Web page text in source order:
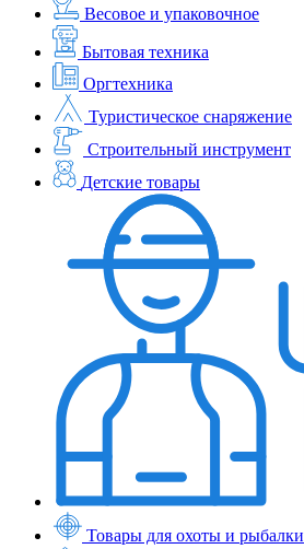
Весовое и упаковочное
Бытовая техника
Оргтехника
Туристическое снаряжение
Строительный инструмент
Детские товары
Товары для охоты и рыбалки